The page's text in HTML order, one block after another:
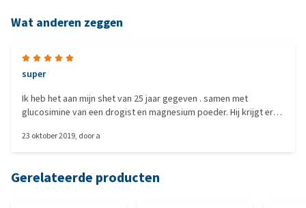
Wat anderen zeggen
super
Ik heb het aan mijn shet van 25 jaar gegeven . samen met
glucosimine van een drogist en magnesium poeder. Hij krijgt er
hengst
23 oktober 2019, doora
Gerelateerde producten